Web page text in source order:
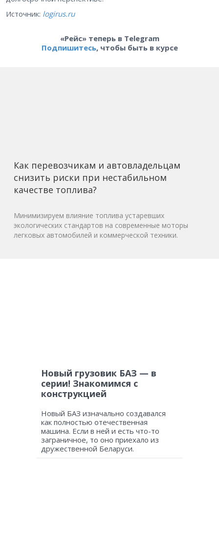
Источник: logirus.ru
«Рейс» теперь в Telegram
Подпишитесь, чтобы быть в курсе
Как перевозчикам и автовладельцам
снизить риски при нестабильном
качестве топлива?
Минимизируем влияние топлива устаревших
экологических стандартов на современные моторы
легковых автомобилей и коммерческой техники.
Новый грузовик БАЗ — в
серии! Знакомимся с
конструкцией
Новый БАЗ изначально создавался
как полностью отечественная
машина. Если в ней и есть что-то
заграничное, то оно приехало из
дружественной Беларуси.